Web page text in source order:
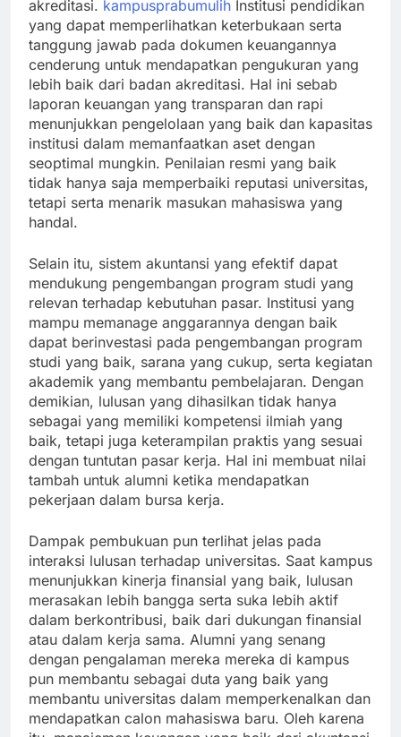
akreditasi. kampusprabumulih Institusi pendidikan
yang dapat memperlihatkan keterbukaan serta
tanggung jawab pada dokumen keuangannya
cenderung untuk mendapatkan pengukuran yang
lebih baik dari badan akreditasi. Hal ini sebab
laporan keuangan yang transparan dan rapi
menunjukkan pengelolaan yang baik dan kapasitas
institusi dalam memanfaatkan aset dengan
seoptimal mungkin. Penilaian resmi yang baik
tidak hanya saja memperbaiki reputasi universitas,
tetapi serta menarik masukan mahasiswa yang
handal.
Selain itu, sistem akuntansi yang efektif dapat
mendukung pengembangan program studi yang
relevan terhadap kebutuhan pasar. Institusi yang
mampu memanage anggarannya dengan baik
dapat berinvestasi pada pengembangan program
studi yang baik, sarana yang cukup, serta kegiatan
akademik yang membantu pembelajaran. Dengan
demikian, lulusan yang dihasilkan tidak hanya
sebagai yang memiliki kompetensi ilmiah yang
baik, tetapi juga keterampilan praktis yang sesuai
dengan tuntutan pasar kerja. Hal ini membuat nilai
tambah untuk alumni ketika mendapatkan
pekerjaan dalam bursa kerja.
Dampak pembukuan pun terlihat jelas pada
interaksi lulusan terhadap universitas. Saat kampus
menunjukkan kinerja finansial yang baik, lulusan
merasakan lebih bangga serta suka lebih aktif
dalam berkontribusi, baik dari dukungan finansial
atau dalam kerja sama. Alumni yang senang
dengan pengalaman mereka mereka di kampus
pun membantu sebagai duta yang baik yang
membantu universitas dalam memperkenalkan dan
mendapatkan calon mahasiswa baru. Oleh karena